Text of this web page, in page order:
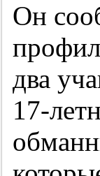
Он
два
17-